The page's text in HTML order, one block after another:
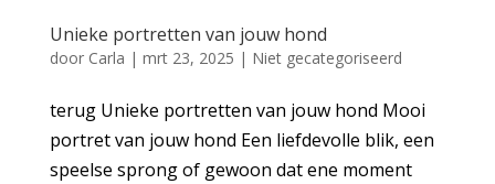
Unieke portretten van jouw hond
door Carla | mrt 23, 2025 | Niet gecategoriseerd
terug Unieke portretten van jouw hond Mooi
portret van jouw hond Een liefdevolle blik, een
speelse sprong of gewoon dat ene moment